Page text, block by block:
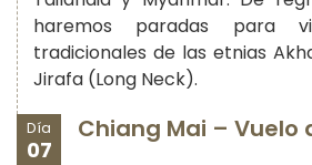
haremos paradas para
tradicionales de las etnias
Jirafa (Long Neck).
Día
07
Chiang Mai – Vuelo